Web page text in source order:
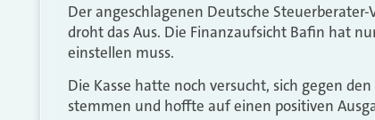
Der angeschlagenen Deutsche
droht das Aus. Die Finanzaufsicht Bafin hat
einstellen muss.
Die Kasse hatte noch versucht, sich gegen
stemmen und hoffte auf einen positiven